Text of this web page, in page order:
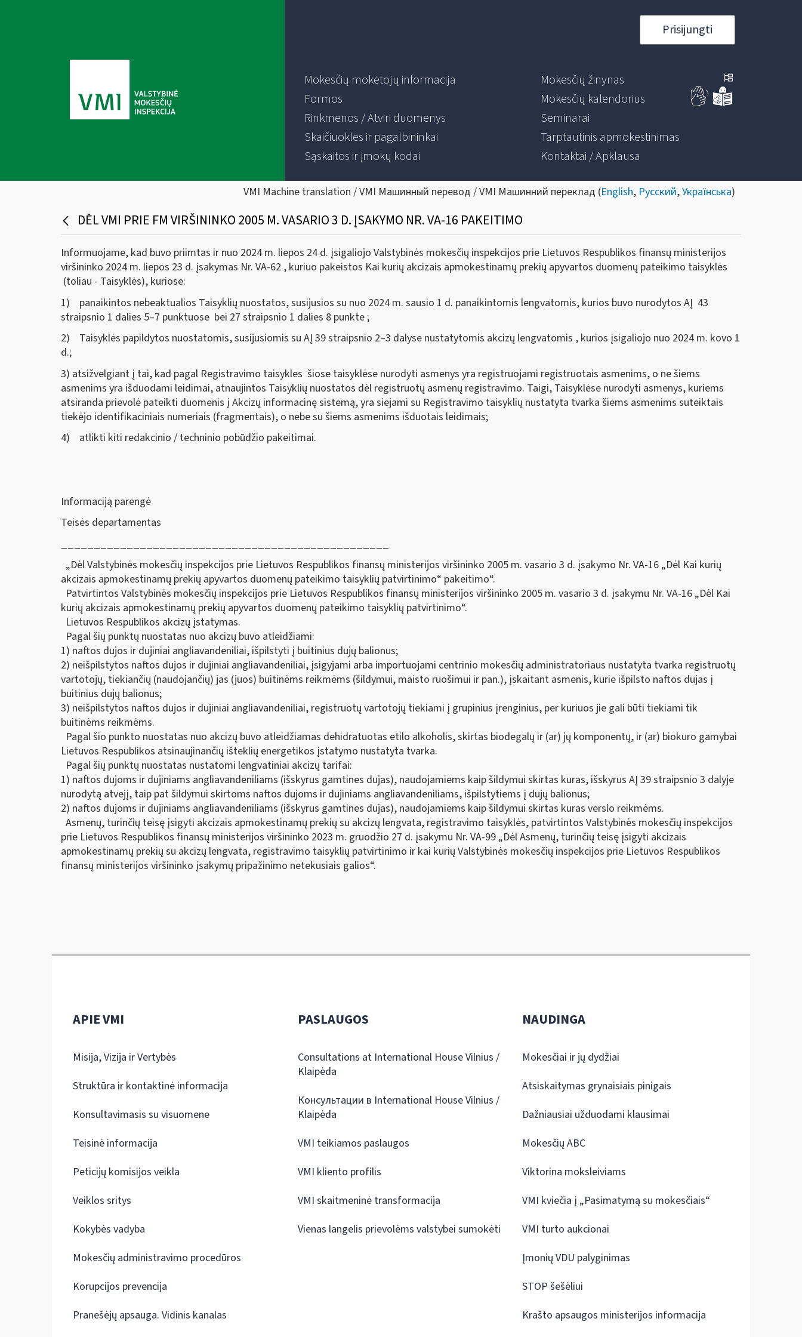
Prisijungti
Mokesčių mokėtojų informacija
Formos
Rinkmenos / Atviri duomenys
Skaičiuoklės ir pagalbininkai
Sąskaitos ir įmokų kodai
Mokesčių žinynas
Mokesčių kalendorius
Seminarai
Tarptautinis apmokestinimas
Kontaktai / Apklausa
VMI Machine translation / VMI Машинный перевод / VMI Машинний переклад (English, Русский,Українська)
DĖL VMI PRIE FM VIRŠININKO 2005 M. VASARIO 3 D. ĮSAKYMO NR. VA-16 PAKEITIMO
Informuojame, kad buvo priimtas ir nuo 2024 m. liepos 24 d. įsigaliojo Valstybinės mokesčių inspekcijos prie Lietuvos Respublikos finansų ministerijos
viršininko 2024 m. liepos 23 d. įsakymas Nr. VA-62 , kuriuo pakeistos Kai kurių akcizais apmokestinamų prekių apyvartos duomenų pateikimo taisyklės
(toliau - Taisyklės), kuriose:
1) panaikintos nebeaktualios Taisyklių nuostatos, susijusios su nuo 2024 m. sausio 1 d. panaikintomis lengvatomis, kurios buvo nurodytos AĮ 43
straipsnio 1 dalies 5–7 punktuose bei 27 straipsnio 1 dalies 8 punkte ;
2) Taisyklės papildytos nuostatomis, susijusiomis su AĮ 39 straipsnio 2–3 dalyse nustatytomis akcizų lengvatomis , kurios įsigaliojo nuo 2024 m. kovo 1
d.;
3) atsižvelgiant į tai, kad pagal Registravimo taisykles šiose taisyklėse nurodyti asmenys yra registruojami registruotais asmenims, o ne šiems
asmenims yra išduodami leidimai, atnaujintos Taisyklių nuostatos dėl registruotų asmenų registravimo. Taigi, Taisyklėse nurodyti asmenys, kuriems
atsiranda prievolė pateikti duomenis į Akcizų informacinę sistemą, yra siejami su Registravimo taisyklių nustatyta tvarka šiems asmenims suteiktais
tiekėjo identifikaciniais numeriais (fragmentais), o nebe su šiems asmenims išduotais leidimais;
4) atlikti kiti redakcinio / techninio pobūdžio pakeitimai.
Informaciją parengė
Teisės departamentas
„Dėl Valstybinės mokesčių inspekcijos prie Lietuvos Respublikos finansų ministerijos viršininko 2005 m. vasario 3 d. įsakymo Nr. VA-16 „Dėl Kai kurių
akcizais apmokestinamų prekių apyvartos duomenų pateikimo taisyklių patvirtinimo“ pakeitimo“.
Patvirtintos Valstybinės mokesčių inspekcijos prie Lietuvos Respublikos finansų ministerijos viršininko 2005 m. vasario 3 d. įsakymu Nr. VA-16 „Dėl Kai
kurių akcizais apmokestinamų prekių apyvartos duomenų pateikimo taisyklių patvirtinimo“.
Lietuvos Respublikos akcizų įstatymas.
Pagal šių punktų nuostatas nuo akcizų buvo atleidžiami:
1) naftos dujos ir dujiniai angliavandeniliai, išpilstyti į buitinius dujų balionus;
2) neišpilstytos naftos dujos ir dujiniai angliavandeniliai, įsigyjami arba importuojami centrinio mokesčių administratoriaus nustatyta tvarka registruotų
vartotojų, tiekiančių (naudojančių) jas (juos) buitinėms reikmėms (šildymui, maisto ruošimui ir pan.), įskaitant asmenis, kurie išpilsto naftos dujas į
buitinius dujų balionus;
3) neišpilstytos naftos dujos ir dujiniai angliavandeniliai, registruotų vartotojų tiekiami į grupinius įrenginius, per kuriuos jie gali būti tiekiami tik
buitinėms reikmėms.
Pagal šio punkto nuostatas nuo akcizų buvo atleidžiamas dehidratuotas etilo alkoholis, skirtas biodegalų ir (ar) jų komponentų, ir (ar) biokuro gamybai
Lietuvos Respublikos atsinaujinančių išteklių energetikos įstatymo nustatyta tvarka.
Pagal šių punktų nuostatas nustatomi lengvatiniai akcizų tarifai:
1) naftos dujoms ir dujiniams angliavandeniliams (išskyrus gamtines dujas), naudojamiems kaip šildymui skirtas kuras, išskyrus AĮ 39 straipsnio 3 dalyje
nurodytą atvejį, taip pat šildymui skirtoms naftos dujoms ir dujiniams angliavandeniliams, išpilstytiems į dujų balionus;
2) naftos dujoms ir dujiniams angliavandeniliams (išskyrus gamtines dujas), naudojamiems kaip šildymui skirtas kuras verslo reikmėms.
Asmenų, turinčių teisę įsigyti akcizais apmokestinamų prekių su akcizų lengvata, registravimo taisyklės, patvirtintos Valstybinės mokesčių inspekcijos
prie Lietuvos Respublikos finansų ministerijos viršininko 2023 m. gruodžio 27 d. įsakymu Nr. VA-99 „Dėl Asmenų, turinčių teisę įsigyti akcizais
apmokestinamų prekių su akcizų lengvata, registravimo taisyklių patvirtinimo ir kai kurių Valstybinės mokesčių inspekcijos prie Lietuvos Respublikos
finansų ministerijos viršininko įsakymų pripažinimo netekusiais galios“.
APIE VMI
Misija, Vizija ir Vertybės
Struktūra ir kontaktinė informacija
Konsultavimasis su visuomene
Teisinė informacija
Peticijų komisijos veikla
Veiklos sritys
Kokybės vadyba
Mokesčių administravimo procedūros
Korupcijos prevencija
Pranešėjų apsauga. Vidinis kanalas
PASLAUGOS
Consultations at International House Vilnius /
Klaipėda
Консультации в International House Vilnius /
Klaipėda
VMI teikiamos paslaugos
VMI kliento profilis
VMI skaitmeninė transformacija
Vienas langelis prievolėms valstybei sumokėti
NAUDINGA
Mokesčiai ir jų dydžiai
Atsiskaitymas grynaisiais pinigais
Dažniausiai užduodami klausimai
Mokesčių ABC
Viktorina moksleiviams
VMI kviečia į „Pasimatymą su mokesčiais“
VMI turto aukcionai
Įmonių VDU palyginimas
STOP šešėliui
Krašto apsaugos ministerijos informacija